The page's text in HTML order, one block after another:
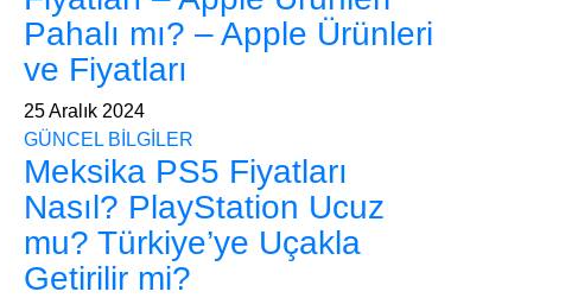
Pahalı mı? – Apple Ürünleri
ve Fiyatları
25 Aralık 2024
GÜNCEL BİLGİLER
Meksika PS5 Fiyatları
Nasıl? PlayStation Ucuz
mu? Türkiye’ye Uçakla
Getirilir mi?